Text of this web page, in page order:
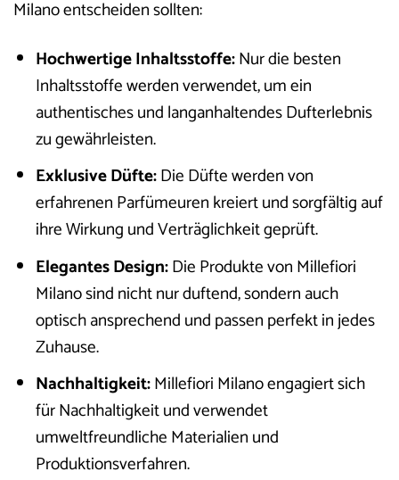
Milano entscheiden sollten:
Hochwertige Inhaltsstoffe:Nur die besten
Inhaltsstoffe werden verwendet, um ein
authentisches und langanhaltendes Dufterlebnis
zu gewährleisten.
Exklusive Düfte:Die Düfte werden von
erfahrenen Parfümeuren kreiert und sorgfältig auf
ihre Wirkung und Verträglichkeit geprüft.
Elegantes Design:Die Produkte von Millefiori
Milano sind nicht nur duftend, sondern auch
optisch ansprechend und passen perfekt in jedes
Zuhause.
Nachhaltigkeit:Millefiori Milano engagiert sich
für Nachhaltigkeit und verwendet
umweltfreundliche Materialien und
Produktionsverfahren.